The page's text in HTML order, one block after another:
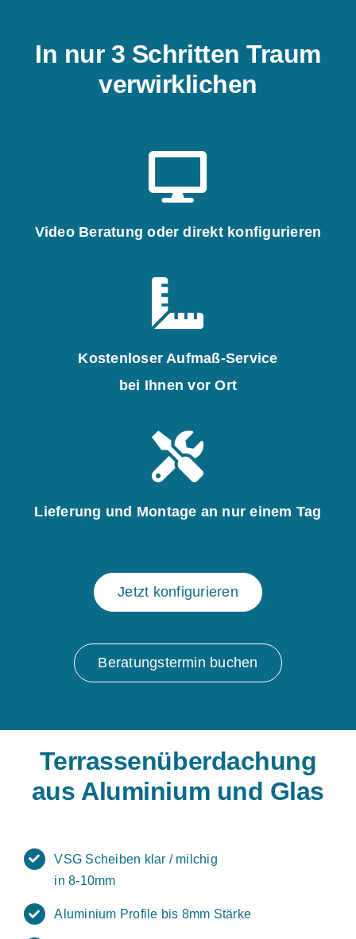
In nur 3 Schritten Traum
verwirklichen
Video Beratung oder direkt konfigurieren
Kostenloser Aufmaß-Service
bei Ihnen vor Ort
Lieferung und Montage an nur einem Tag
Jetzt konfigurieren
Beratungstermin buchen
Terrassenüberdachung
aus Aluminium und Glas
VSG Scheiben klar / milchig
in 8-10mm
Aluminium Profile bis 8mm Stärke